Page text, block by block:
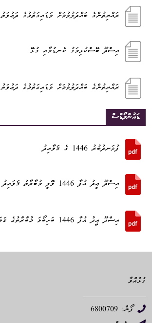
ރައްޔިތުންގެ ބައްދަލުވުމަށް ވަޑައިގަތުމުގެ ދަޢުވަތު
އިސްދޫ ބޭސްކުޅިމަގު ކެނޑުމާއި ގުޅޭ
ރައްޔިތުންގެ ބައްދަލުވުމަށް ވަޑައިގަތުމުގެ ދަޢުވަތު
ޑައުންލޯޑްސް
ފުޅަނދުބުރު 1446 ގެ ޤަވާއިދު
އިސްދޫ ޢީދު އުފާ 1446 ވޮލީ މުބާރާތު ޤަވައިދު
އިސްދޫ ޢީދު އުފާ 1446 ބަށިބޯޅަ މުބާރާތުގެ ޤަވައިދު
ގުޅުއްވާ
ފޯން: 6800709